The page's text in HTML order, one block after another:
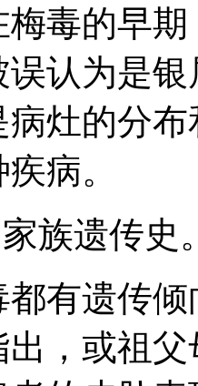
毒的早
误认为是
灶的分
病。
族遗传史
有遗传
出，或祖